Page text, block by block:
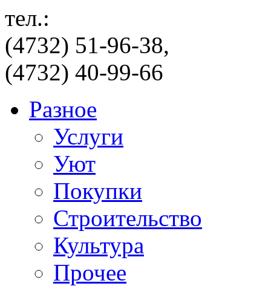
тел.:
(4732) 51-96-38,
(4732) 40-99-66
Разное
Услуги
Уют
Покупки
Строительство
Культура
Прочее